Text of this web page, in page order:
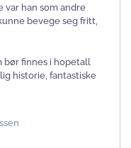
var han som andre
bevege seg fritt,
finnes i hopetall
historie, fantastiske